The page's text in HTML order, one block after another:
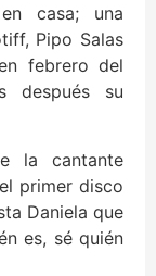
casa; una
Pipo Salas
febrero del
después su
la cantante
primer disco
Daniela que
es, sé quién